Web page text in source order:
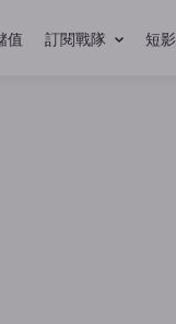
值 訂閱戰隊 短